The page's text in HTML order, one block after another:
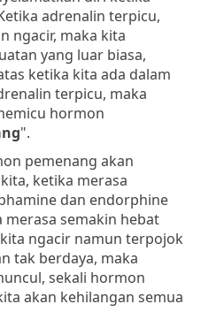
adrenalin terpicu,
ngacir, maka kita
yang luar biasa,
ketika kita ada dalam
terpicu, maka
hormon
".
pemenang akan
ketika merasa
dan endorphine
semakin hebat
ngacir namun terpojok
tak berdaya, maka
sekali hormon
akan kehilangan semua